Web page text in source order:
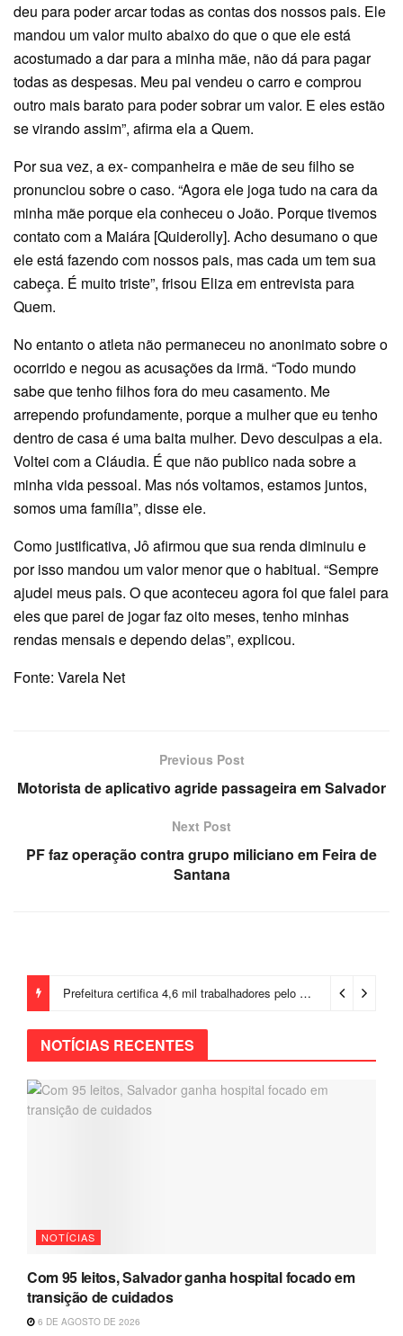
deu para poder arcar todas as contas dos nossos pais. Ele
mandou um valor muito abaixo do que o que ele está
acostumado a dar para a minha mãe, não dá para pagar
todas as despesas. Meu pai vendeu o carro e comprou
outro mais barato para poder sobrar um valor. E eles estão
se virando assim”, afirma ela a Quem.
Por sua vez, a ex- companheira e mãe de seu filho se
pronunciou sobre o caso. “Agora ele joga tudo na cara da
minha mãe porque ela conheceu o João. Porque tivemos
contato com a Maiára [Quiderolly]. Acho desumano o que
ele está fazendo com nossos pais, mas cada um tem sua
cabeça. É muito triste”, frisou Eliza em entrevista para
Quem.
No entanto o atleta não permaneceu no anonimato sobre o
ocorrido e negou as acusações da irmã. “Todo mundo
sabe que tenho filhos fora do meu casamento. Me
arrependo profundamente, porque a mulher que eu tenho
dentro de casa é uma baita mulher. Devo desculpas a ela.
Voltei com a Cláudia. É que não publico nada sobre a
minha vida pessoal. Mas nós voltamos, estamos juntos,
somos uma família”, disse ele.
Como justificativa, Jô afirmou que sua renda diminuiu e
por isso mandou um valor menor que o habitual. “Sempre
ajudei meus pais. O que aconteceu agora foi que falei para
eles que parei de jogar faz oito meses, tenho minhas
rendas mensais e dependo delas”, explicou.
Fonte: Varela Net
Previous Post
Motorista de aplicativo agride passageira em Salvador
Next Post
PF faz operação contra grupo miliciano em Feira de
Santana
Prefeitura certifica 4,6 mil trabalhadores pelo programa Treinar para Empregar e realiza Feirão de Empregabilidade
NOTÍCIAS RECENTES
NOTÍCIAS
Com 95 leitos, Salvador ganha hospital focado em
transição de cuidados
6 DE AGOSTO DE 2026